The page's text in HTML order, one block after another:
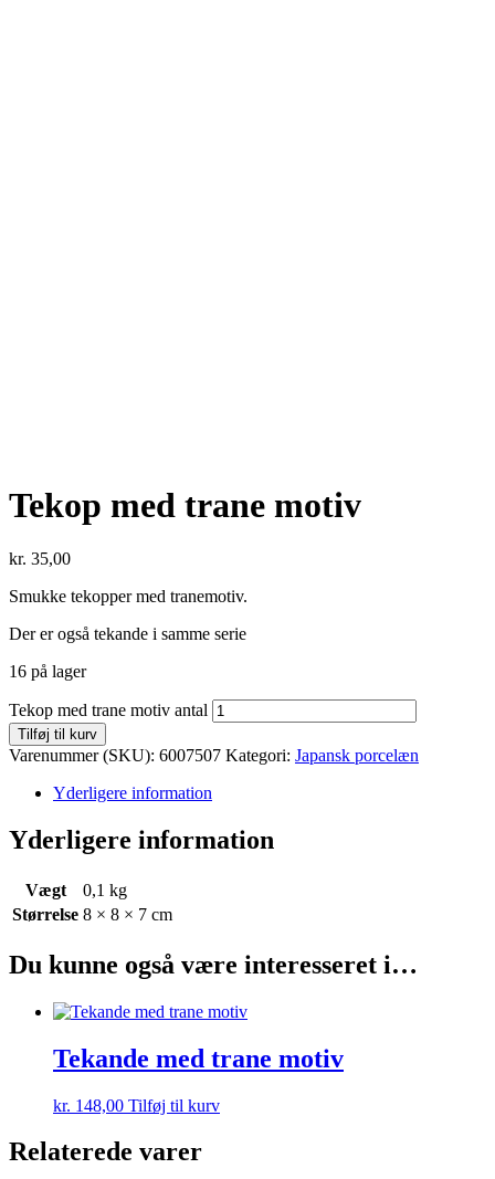
Tekop med trane motiv
kr. 35,00
Smukke tekopper med tranemotiv.
Der er også tekande i samme serie
16 på lager
Tekop med trane motiv antal
Tilføj til kurv
Varenummer (SKU): 6007507 Kategori: Japansk porcelæn
Yderligere information
Yderligere information
Vægt
0,1 kg
Størrelse 8 × 8 × 7 cm
Du kunne også være interesseret i…
Tekande med trane motiv
kr. 148,00 Tilføj til kurv
Relaterede varer